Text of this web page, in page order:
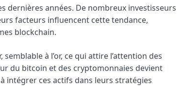
dernières années. De nombreux investisseurs
facteurs influencent cette tendance,
blockchain.
à l’or, ce qui attire l’attention des
du bitcoin et des cryptomonnaies devient
intégrer ces actifs dans leurs stratégies